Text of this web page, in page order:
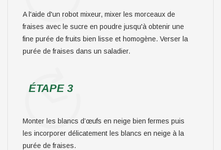
A l'aide d'un robot mixeur, mixer les morceaux de
fraises avec le sucre en poudre jusqu'à obtenir une
fine purée de fruits bien lisse et homogène. Verser la
purée de fraises dans un saladier.
ÉTAPE 3
Monter les blancs d’œufs en neige bien fermes puis
les incorporer délicatement les blancs en neige à la
purée de fraises.